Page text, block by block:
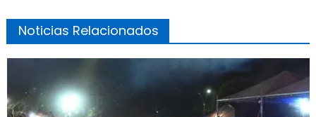
Noticias Relacionados